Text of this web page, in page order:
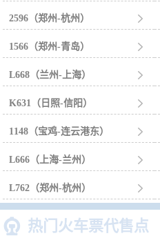
2596（郑州-杭州） 
1566（郑州-青岛） 
L668（兰州-上海） 
K631（日照-信阳） 
1148（宝鸡-连云港东） 
L666（上海-兰州） 
L762（郑州-杭州） 
 热门火车票代售点